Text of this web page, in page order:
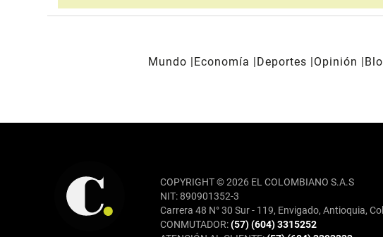
Mundo Economía Deportes Opinión
COPYRIGHT © 2026 EL COLOMBIANO S.A.S
NIT: 890901352-3
Carrera 48 N° 30 Sur - 119, Envigado, Antioquia,
CONMUTADOR:(57) (604) 3315252